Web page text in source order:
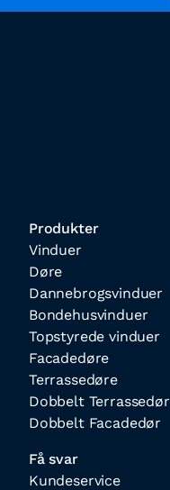
Produkter
Vinduer
Døre
Dannebrogsvinduer
Bondehusvinduer
Topstyrede vinduer
Facadedøre
Terrassedøre
Dobbelt Terrassedør
Dobbelt Facadedør
Få svar
Kundeservice